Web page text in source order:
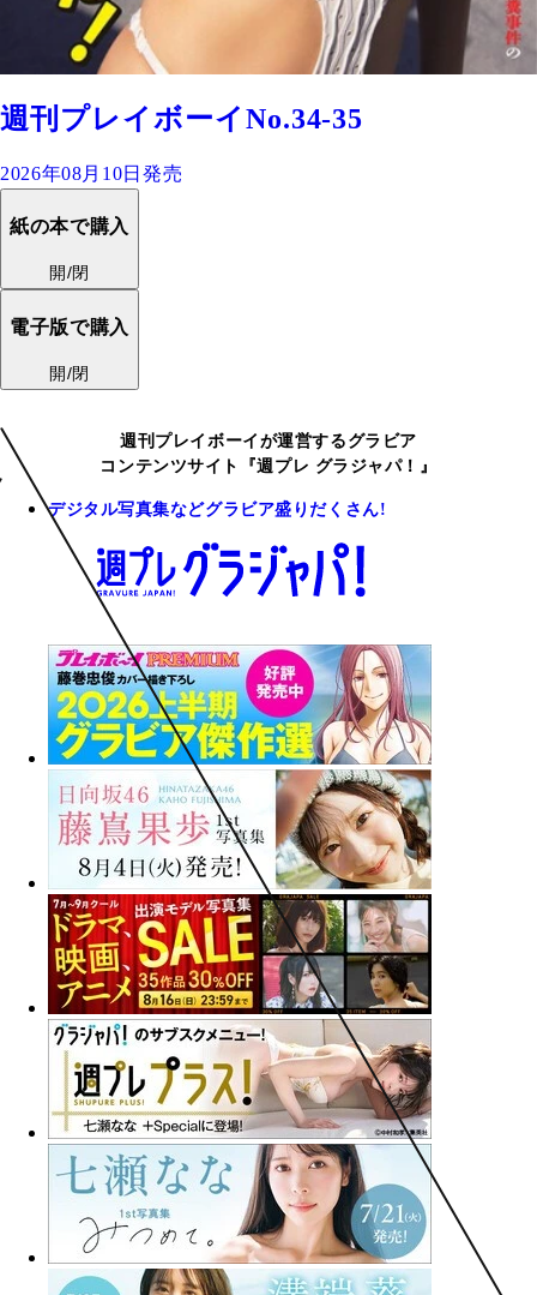
週刊プレイボーイNo.34-35
2026年08月10日発売
紙の本で購入
開/閉
電子版で購入
開/閉
週刊プレイボーイが運営するグラビア
コンテンツサイト『週プレ グラジャパ！』
デジタル写真集などグラビア盛りだくさん!